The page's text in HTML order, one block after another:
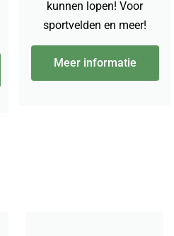
kunnen lopen! Voor
sportvelden en meer!
Meer informatie